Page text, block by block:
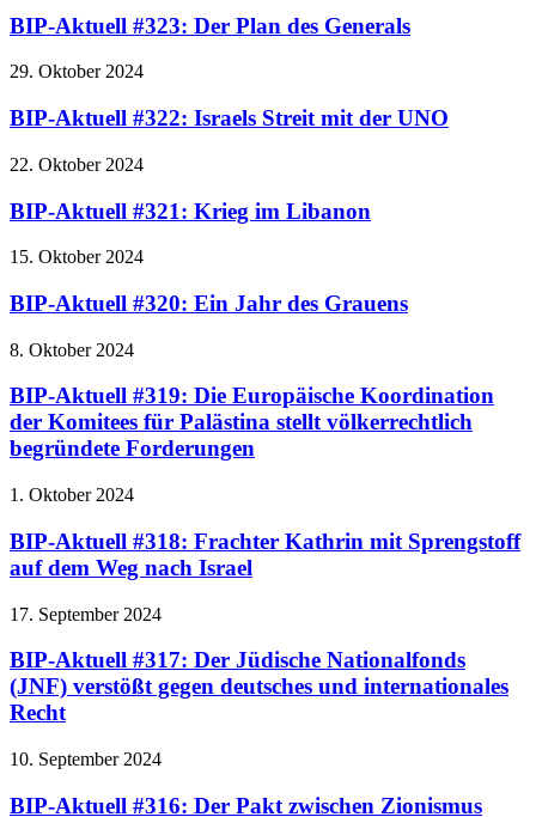
BIP-Aktuell #323: Der Plan des Generals
29. Oktober 2024
BIP-Aktuell #322: Israels Streit mit der UNO
22. Oktober 2024
BIP-Aktuell #321: Krieg im Libanon
15. Oktober 2024
BIP-Aktuell #320: Ein Jahr des Grauens
8. Oktober 2024
BIP-Aktuell #319: Die Europäische Koordination
der Komitees für Palästina stellt völkerrechtlich
begründete Forderungen
1. Oktober 2024
BIP-Aktuell #318: Frachter Kathrin mit Sprengstoff
auf dem Weg nach Israel
17. September 2024
BIP-Aktuell #317: Der Jüdische Nationalfonds
(JNF) verstößt gegen deutsches und internationales
Recht
10. September 2024
BIP-Aktuell #316: Der Pakt zwischen Zionismus